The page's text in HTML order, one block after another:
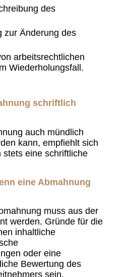
des
zur Änderung des
arbeitsrechtlichen
Wiederholungsfall.
schriftlich
auch mündlich
kann, empfiehlt sich
eine schriftliche
eine Abmahnung
muss aus der
werden. Gründe für die
inhaltliche
oder eine
Bewertung des
sein.